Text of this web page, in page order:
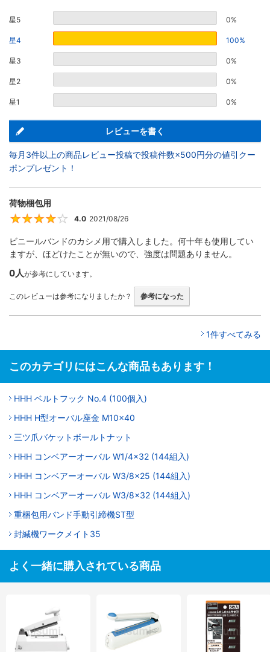
星5 0%
星4 100%
星3 0%
星2 0%
星1 0%
レビューを書く
毎月3件以上の商品レビュー投稿で投稿件数×500円分の値引クー
ポンプレゼント！
荷物梱包用
4
4.0 2021/08/26
ビニールバンドのカシメ用で購入しました。何十年も使用してい
ますが、ほどけたことが無いので、強度は問題ありません。
0人が参考にしています。
このレビューは参考になりましたか？ 参考になった
1件すべてみる
このカテゴリにはこんな商品もあります！
HHH ベルトフック No.4 (100個入)
HHH H型オーバル座金 M10×40
三ツ爪バケットボールトナット
HHH コンベアーオーバル W1/4×32 (144組入)
HHH コンベアーオーバル W3/8×25 (144組入)
HHH コンベアーオーバル W3/8×32 (144組入)
重梱包用バンド手動引締機ST型
封緘機ワークメイト35
よく一緒に購入されている商品